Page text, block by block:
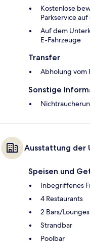
Kostenlose
Parkservice
Auf dem
E-Fahrzeuge
Transfer
Abholung vom
Sonstige
Ausstattung der
Speisen und
Inbegriffenes
4 Restaurants
2 Bars/Lounges
Strandbar
Poolbar